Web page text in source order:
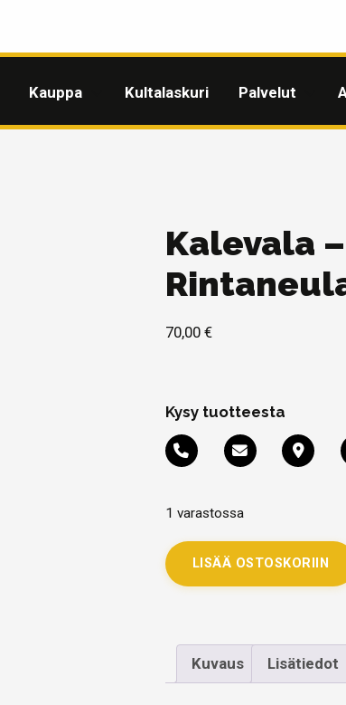
Kauppa Kultalaskuri Palvelut
Kalevala
70,00 €
Kysy tuotteesta
1 varastossa
LISÄÄ OSTOSKORIIN
Kuvaus Lisätiedot